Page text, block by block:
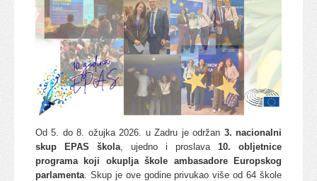
Od 5. do 8. ožujka 2026. u Zadru je održan 3. nacionalni
skup EPAS škola , ujedno i proslava 10. obljetnice
programa koji okuplja škole ambasadore Europskog
parlamenta . Skup je ove godine privukao više od 64 škole